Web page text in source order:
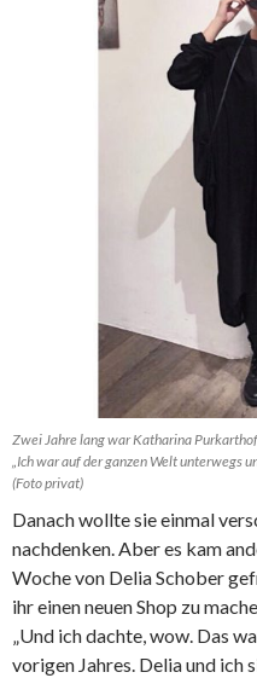
Zwei Jahre lang war Katharina
„Ich war auf der ganzen Welt unterwegs
(Foto privat)
Danach wollte sie einmal
nachdenken. Aber es kam
Woche von Delia Schober
ihr einen neuen Shop zu
„Und ich dachte, wow. Das
vorigen Jahres. Delia und ich